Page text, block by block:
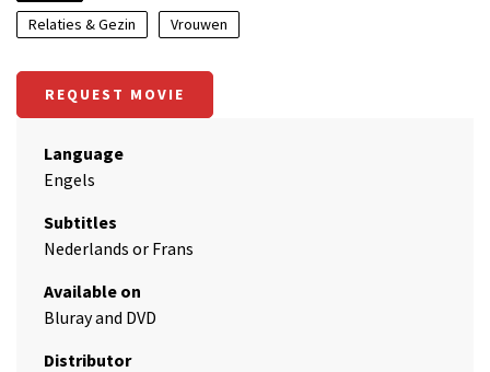
Relaties & Gezin
Vrouwen
REQUEST MOVIE
Language
Engels
Subtitles
Nederlands or Frans
Available on
Bluray and DVD
Distributor